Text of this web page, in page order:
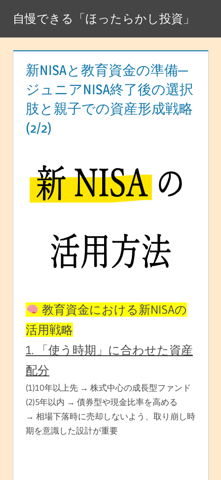
テ
自慢できる「ほったらかし投資」
新NISAと教育資金の準備─
ジュニアNISA終了後の選択
肢と親子での資産形成戦略
(2/2)
教育資金における新NISAの
活用戦略
1. 「使う時期」に合わせた資産
配分
(1)10年以上先 → 株式中心の成長型ファンド
(2)5年以内 → 債券型や現金比率を高める
→ 相場下落時に売却しないよう、取り崩し時
期を意識した設計が重要